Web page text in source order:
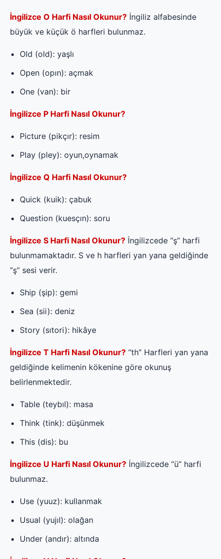
İngilizce O Harfi Nasıl Okunur? İngiliz alfabesinde
büyük ve küçük ö harfleri bulunmaz.
Old (old): yaşlı
Open (opın): açmak
One (van): bir
İngilizce P Harfi Nasıl Okunur?
Picture (pikçır): resim
Play (pley): oyun,oynamak
İngilizce Q Harfi Nasıl Okunur?
Quick (kuik): çabuk
Question (kuesçın): soru
İngilizce S Harfi Nasıl Okunur? İngilizcede “ş” harfi
bulunmamaktadır. S ve h harfleri yan yana geldiğinde
“ş” sesi verir.
Ship (şip): gemi
Sea (sii): deniz
Story (sıtori): hikâye
İngilizce T Harfi Nasıl Okunur? “th” Harfleri yan yana
geldiğinde kelimenin kökenine göre okunuş
belirlenmektedir.
Table (teybıl): masa
Think (tink): düşünmek
This (dis): bu
İngilizce U Harfi Nasıl Okunur? İngilizcede “ü” harfi
bulunmaz.
Use (yuuz): kullanmak
Usual (yujıl): olağan
Under (andır): altında